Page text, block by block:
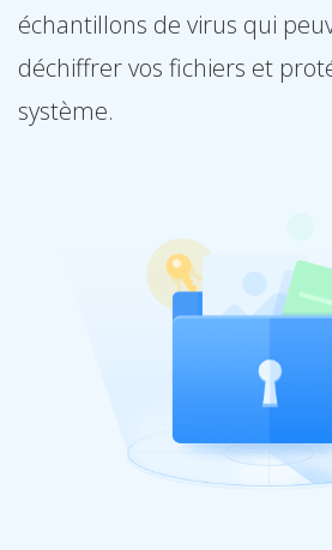
échantillons de virus qui
déchiffrer vos fichiers et
système.